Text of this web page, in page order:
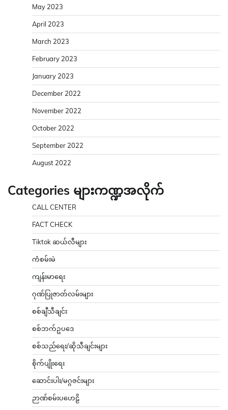
May 2023
April 2023
March 2023
February 2023
January 2023
December 2022
November 2022
October 2022
September 2022
August 2022
Categories များကဏ္ဍအလိုက်
CALL CENTER
FACT CHECK
Tiktok ဆယ်လီများ
ကံစမ်းမဲ
ကျန်းမာရေး
ဂုဏ်ပြုဇာတ်လမ်းများ
စစ်ချီသီချင်း
စစ်ဘက်ဥပဒေ
စစ်သည်ရေး/ဆိုသီချင်းများ
စိုက်ပျိုးရေး
ဆောင်းပါး/မဂ္ဂဇင်းများ
ဉာဏ်စမ်းပဟေဠိ